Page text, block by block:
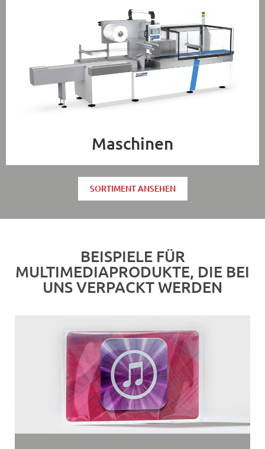
Maschinen
SORTIMENT ANSEHEN
BEISPIELE FÜR
MULTIMEDIAPRODUKTE, DIE BEI
UNS VERPACKT WERDEN